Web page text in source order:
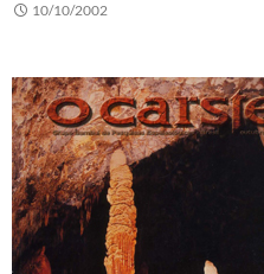
10/10/2002